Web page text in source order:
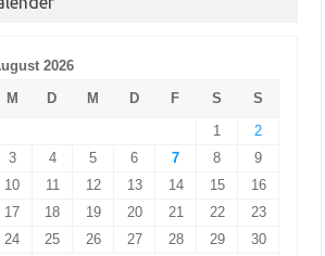
2026
M
D M D F S
S
1
2
3
4 5 6 7 8
9
10
11 12 13 14 15
16
17
18 19 20 21 22
23
24
25 26 27 28 29
30